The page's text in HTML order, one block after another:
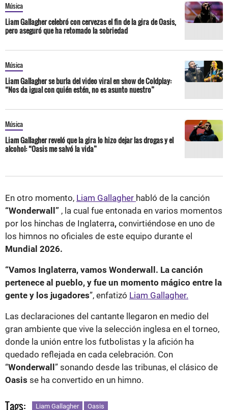
Música
Liam Gallagher celebró con cervezas el fin de la gira de Oasis,
pero aseguró que ha retomado la sobriedad
Música
Liam Gallagher se burla del video viral en show de Coldplay:
“Nos da igual con quién estén, no es asunto nuestro”
Música
Liam Gallagher reveló que la gira lo hizo dejar las drogas y el
alcohol: “Oasis me salvó la vida”
En otro momento, Liam Gallagher habló de la canción
“Wonderwall” , la cual fue entonada en varios momentos
por los hinchas de Inglaterra, convirtiéndose en uno de
los himnos no oficiales de este equipo durante el
Mundial 2026.
“Vamos Inglaterra, vamos Wonderwall. La canción
pertenece al pueblo, y fue un momento mágico entre la
gente y los jugadores”, enfatizó Liam Gallagher.
Las declaraciones del cantante llegaron en medio del
gran ambiente que vive la selección inglesa en el torneo,
donde la unión entre los futbolistas y la afición ha
quedado reflejada en cada celebración. Con
“Wonderwall ” sonando desde las tribunas, el clásico de
Oasis se ha convertido en un himno.
Tags: Liam Gallagher Oasis